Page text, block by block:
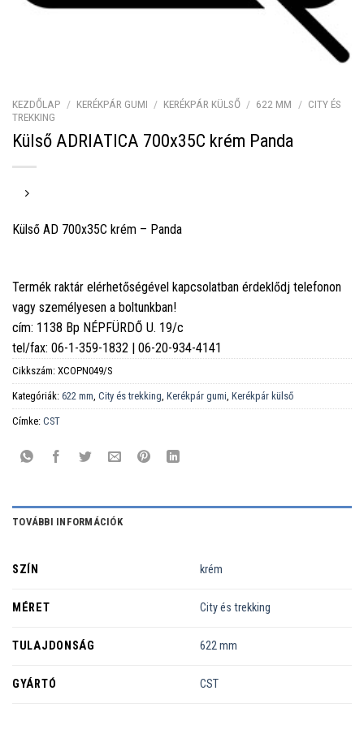
KEZDŐLAP / KERÉKPÁR GUMI / KERÉKPÁR KÜLSŐ / 622 MM / CITY ÉS
TREKKING
Külső ADRIATICA 700x35C krém Panda
Külső AD 700x35C krém – Panda
Termék raktár elérhetőségével kapcsolatban érdeklődj telefonon
vagy személyesen a boltunkban!
cím: 1138 Bp NÉPFÜRDŐ U. 19/c
tel/fax: 06-1-359-1832 | 06-20-934-4141
Cikkszám: XCOPN049/S
Kategóriák: 622 mm, City és trekking, Kerékpár gumi, Kerékpár külső
Címke: CST
TOVÁBBI INFORMÁCIÓK
SZÍN krém
MÉRET City és trekking
TULAJDONSÁG 622 mm
GYÁRTÓ CST